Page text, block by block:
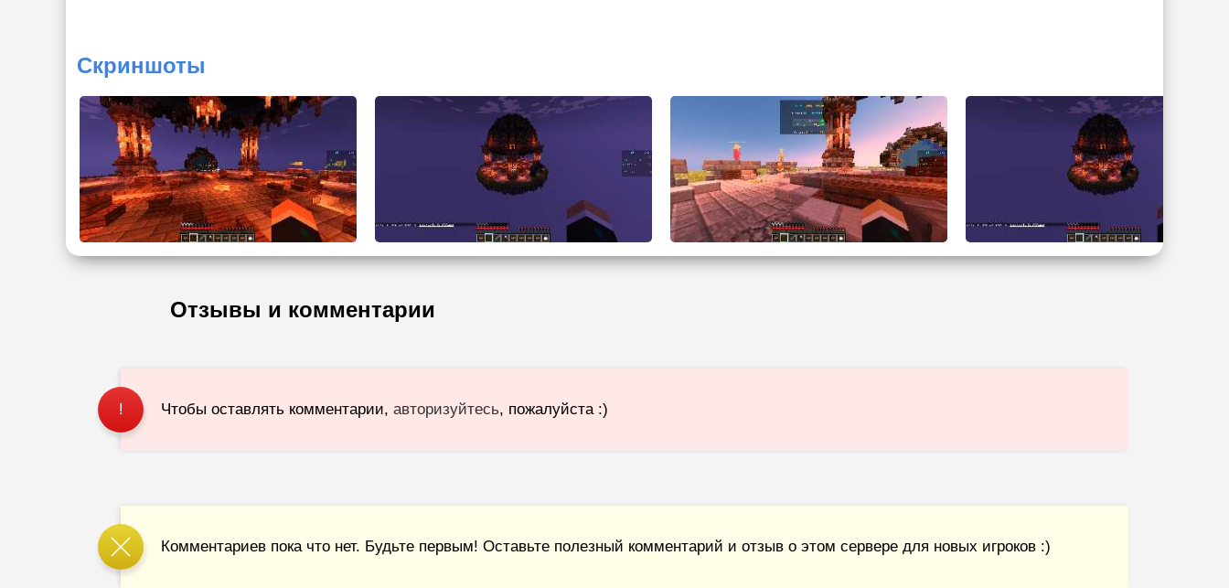
Скриншоты
Отзывы и комментарии
! Чтобы оставлять комментарии,авторизуйтесь, пожалуйста :)
Комментариев пока что нет. Будьте первым! Оставьте полезный комментарий и отзыв о этом сервере для новых игроков :)